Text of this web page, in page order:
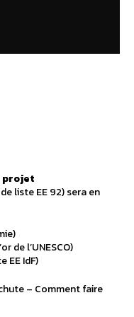
projet
liste EE 92) sera en
de l’UNESCO)
EE IdF)
– Comment faire